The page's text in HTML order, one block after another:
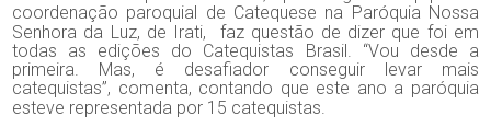
coordenação paroquial de Catequese na Paróquia Nossa
Senhora da Luz, de Irati,
faz questão de dizer que foi em
todas as edições do Catequistas Brasil. “Vou desde a
primeira. Mas, é desafiador conseguir levar mais
catequistas”, comenta, contando que este ano a paróquia
esteve representada por 15 catequistas.